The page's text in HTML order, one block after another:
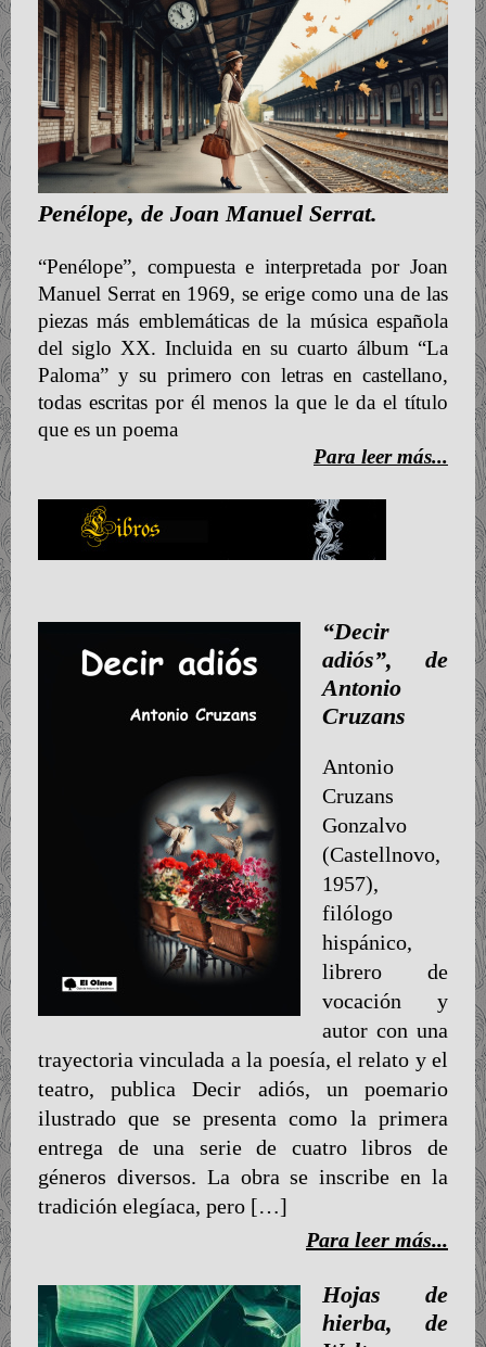
Penélope, de Joan Manuel Serrat.
“Penélope”, compuesta e interpretada por Joan
Manuel Serrat en 1969, se erige como una de las
piezas más emblemáticas de la música española
del siglo XX. Incluida en su cuarto álbum “La
Paloma” y su primero con letras en castellano,
todas escritas por él menos la que le da el título
que es un poema
Para leer más...
“Decir
adiós”, de
Antonio
Cruzans
Antonio
Cruzans
Gonzalvo
(Castellnovo,
1957),
filólogo
hispánico,
librero de
vocación y
autor con una
trayectoria vinculada a la poesía, el relato y el
teatro, publica Decir adiós, un poemario
ilustrado que se presenta como la primera
entrega de una serie de cuatro libros de
géneros diversos. La obra se inscribe en la
tradición elegíaca, pero […]
Para leer más...
Hojas de
hierba, de